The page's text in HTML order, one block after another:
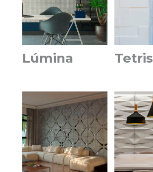
Lúmina Tetris